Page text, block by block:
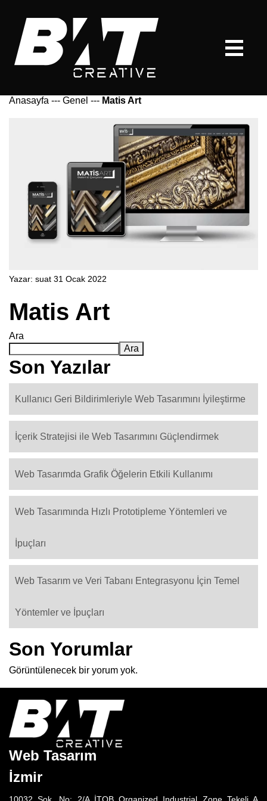
Anasayfa --- Genel --- Matis Art
Yazar: suat 31 Ocak 2022
Matis Art
Ara
Ara
Son Yazılar
Kullanıcı Geri Bildirimleriyle Web Tasarımını İyileştirme
İçerik Stratejisi ile Web Tasarımını Güçlendirmek
Web Tasarımda Grafik Öğelerin Etkili Kullanımı
Web Tasarımında Hızlı Prototipleme Yöntemleri ve
İpuçları
Web Tasarım ve Veri Tabanı Entegrasyonu İçin Temel
Yöntemler ve İpuçları
Son Yorumlar
Görüntülenecek bir yorum yok.
Web Tasarım
İzmir